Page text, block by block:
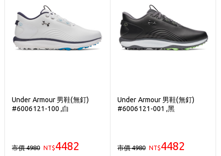
Under Armour 男鞋(無釘)
#6006121-100 ,白
市價 4980 NT$4482
Under Armour 男鞋(無釘)
#6006121-001 ,黑
市價 4980 NT$4482